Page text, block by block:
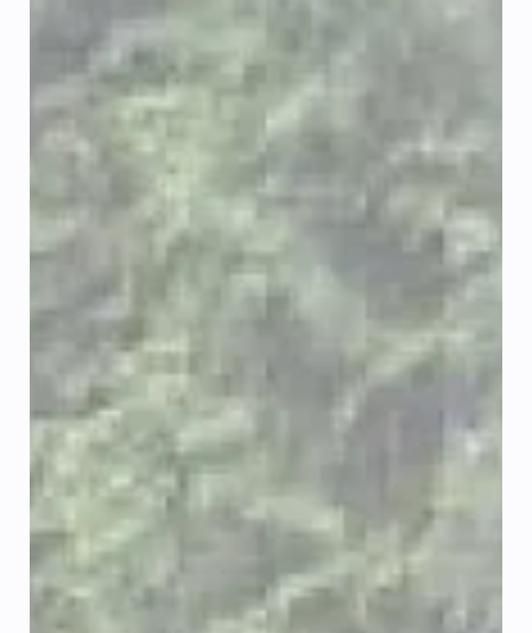
Jan Malý
Kompletní průvodce rekonstrukcí bytového
jádra: Od umakartu k moderní koupelně